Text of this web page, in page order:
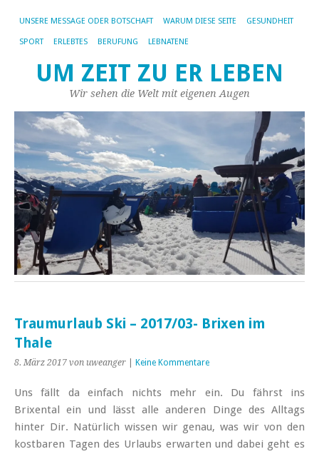
UNSERE MESSAGE ODER BOTSCHAFT WARUM DIESE SEITE GESUNDHEIT
SPORT ERLEBTES BERUFUNG LEBNATENE
UM ZEIT ZU ER LEBEN
Wir sehen die Welt mit eigenen Augen
Traumurlaub Ski – 2017/03- Brixen im
Thale
8. März 2017 von uweanger Keine Kommentare
Uns fällt da einfach nichts mehr ein. Du fährst ins
Brixental ein und lässt alle anderen Dinge des Alltags
hinter Dir. Natürlich wissen wir genau, was wir von den
kostbaren Tagen des Urlaubs erwarten und dabei geht es